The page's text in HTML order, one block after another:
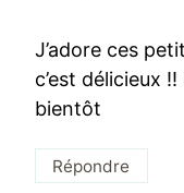
J’adore ces
c’est délicieux
bientôt
Répondre